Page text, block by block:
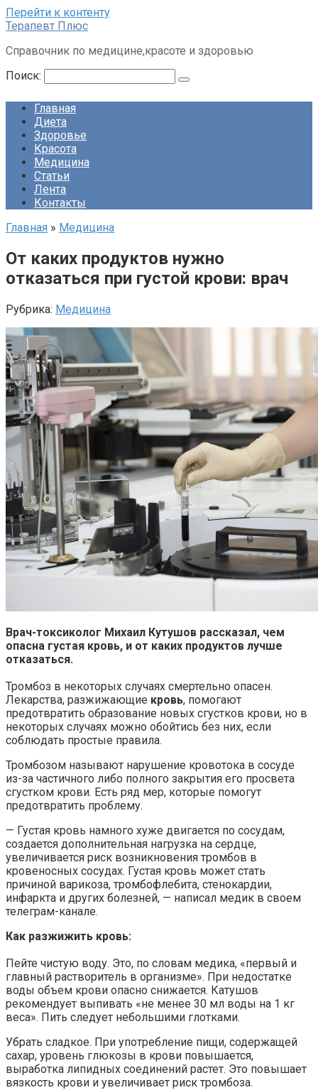
Перейти к контенту
Терапевт Плюс
Справочник по медицине,красоте и здоровью
Поиск:
Главная
Диета
Здоровье
Красота
Медицина
Статьи
Лента
Контакты
Главная » Медицина
От каких продуктов нужно
отказаться при густой крови: врач
Рубрика: Медицина
Врач-токсиколог Михаил Кутушов рассказал, чем
опасна густая кровь, и от каких продуктов лучше
отказаться.
Тромбоз в некоторых случаях смертельно опасен.
Лекарства, разжижающие кровь, помогают
предотвратить образование новых сгустков крови, но в
некоторых случаях можно обойтись без них, если
соблюдать простые правила.
Тромбозом называют нарушение кровотока в сосуде
из-за частичного либо полного закрытия его просвета
сгустком крови. Есть ряд мер, которые помогут
предотвратить проблему.
— Густая кровь намного хуже двигается по сосудам,
создается дополнительная нагрузка на сердце,
увеличивается риск возникновения тромбов в
кровеносных сосудах. Густая кровь может стать
причиной варикоза, тромбофлебита, стенокардии,
инфаркта и других болезней, — написал медик в своем
телеграм-канале.
Как разжижить кровь:
Пейте чистую воду. Это, по словам медика, «первый и
главный растворитель в организме». При недостатке
воды объем крови опасно снижается. Катушов
рекомендует выпивать «не менее 30 мл воды на 1 кг
веса». Пить следует небольшими глотками.
Убрать сладкое. При употребление пищи, содержащей
сахар, уровень глюкозы в крови повышается,
выработка липидных соединений растет. Это повышает
вязкость крови и увеличивает риск тромбоза.